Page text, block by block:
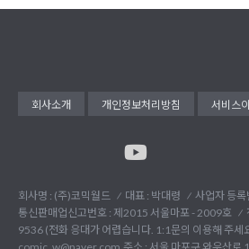
회사소개 개인정보처리방침 서비스
회사명 : (주)코믹월드 대표 : 박대령
사업자 등
통신판매업신고번호 : 제2015 서울마포 - 2009호
9536 (전화 응대가 어렵습니다. 1:1문의 이용해 주세